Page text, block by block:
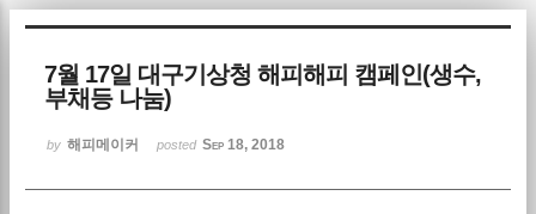
7월 17일 대구기상청 해피해피 캠페인(생수,
부채등 나눔)
by 해피메이커 posted Sep 18, 2018
Sketchbook5, 스케치북5